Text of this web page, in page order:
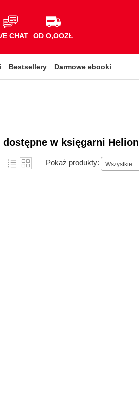
CHAT OD O,OOZŁ
Bestsellery Darmowe ebooki
dostępne w księgarni Helion
Pokaż produkty: Wszystkie